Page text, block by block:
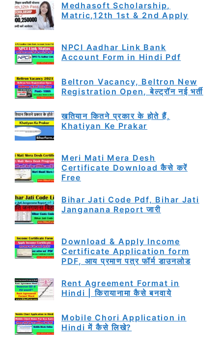
Medhasoft Scholarship,
Matric,12th 1st & 2nd Apply
NPCI Aadhar Link Bank
Account Form in Hindi Pdf
Beltron Vacancy, Beltron New
Registration Open, बेल्ट्रॉन नई भर्ती
खतियान कितने प्रकार के होते हैं,
Khatiyan Ke Prakar
Meri Mati Mera Desh
Certificate Download कैसे करें
Free
Bihar Jati Code Pdf, Bihar Jati
Janganana Report जारी
Download & Apply Income
Certificate Application form
PDF, आय प्रमाण पत्र फॉर्म डाउनलोड
Rent Agreement Format in
Hindi | किरायानामा कैसे बनवाये
Mobile Chori Application in
Hindi में कैसे लिखे?